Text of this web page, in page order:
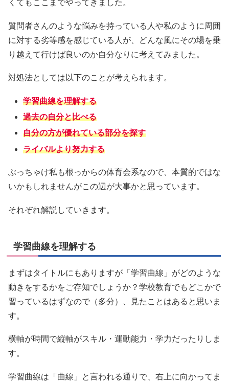
くてもここまでやってきました。
質問者さんのような悩みを持っている人や私のように周囲
に対する劣等感を感じている人が、どんな風にその場を乗
り越えて行けば良いのか自分なりに考えてみました。
対処法としては以下のことが考えられます。
学習曲線を理解する
過去の自分と比べる
自分の方が優れている部分を探す
ライバルより努力する
ぶっちゃけ私も根っからの体育会系なので、本質的ではな
いかもしれませんがこの辺が大事かと思っています。
それぞれ解説していきます。
学習曲線を理解する
まずはタイトルにもありますが「学習曲線」がどのような
動きをするかをご存知でしょうか？学校教育でもどこかで
習っているはずなので（多分）、見たことはあると思いま
す。
横軸が時間で縦軸がスキル・運動能力・学力だったりしま
す。
学習曲線は「曲線」と言われる通りで、右上に向かってま